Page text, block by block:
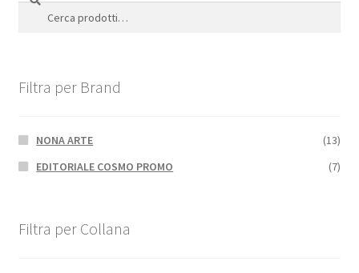
Cerca:
Filtra per Brand
NONA ARTE
(13)
EDITORIALE COSMO PROMO
(7)
Filtra per Collana